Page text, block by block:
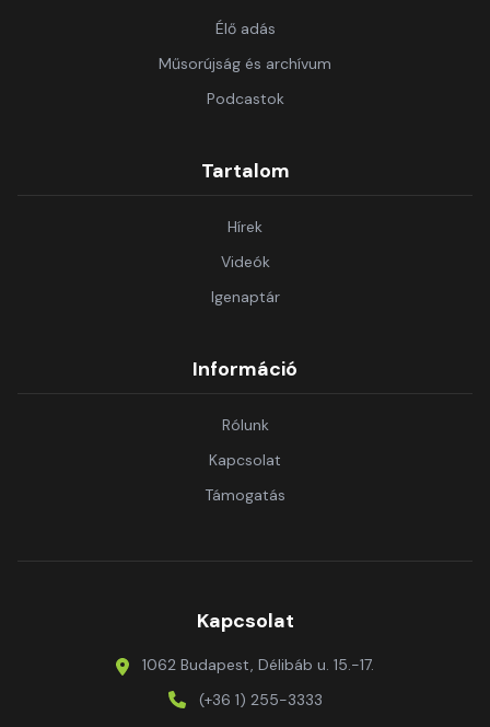
Élő adás
Műsorújság és archívum
Podcastok
Tartalom
Hírek
Videók
Igenaptár
Információ
Rólunk
Kapcsolat
Támogatás
Kapcsolat
1062 Budapest, Délibáb u. 15.-17.
(+36 1) 255-3333